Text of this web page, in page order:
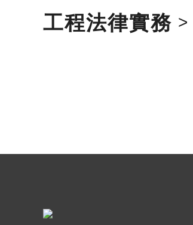
工程法律實務 >